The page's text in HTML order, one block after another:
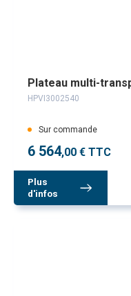
Plateau multi-
HPVI3002540
Sur commande
6 564,00 € TTC
Plus
d'infos